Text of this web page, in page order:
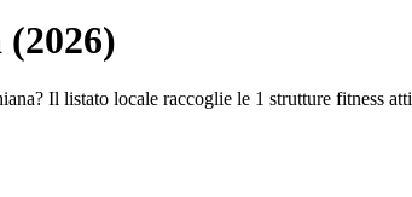
Il listato locale raccoglie le 1 strutture fitness